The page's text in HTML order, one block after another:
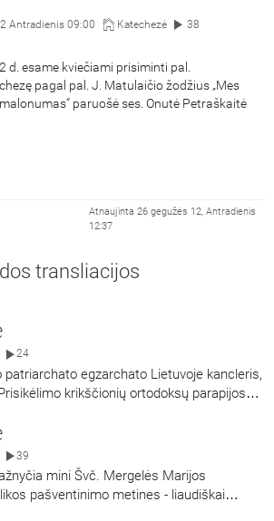
Antradienis 09:00 Katechezė 38
d. esame kviečiami prisiminti pal.
pagal pal. J. Matulaičio žodžius „Mes
paruošė ses. Onutė Petraškaitė
Atnaujinta 26 gegužės 12, Antradienis
12:37
transliacijos
24
patriarchato egzarchato Lietuvoje kancleris,
krikščionių ortodoksų parapijos
Vitalijus Mockus pasakoja apie Kristaus
Kalbina Regina Statkuvienė.
39
mini Švč. Mergelės Marijos
pašventinimo metines - liaudiškai
Snieginės švente. Šiluvos Švč. Mergelės